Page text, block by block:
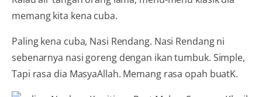
memang kita kena cuba.
Paling kena cuba, Nasi Rendang. Nasi Rendang ni
sebenarnya nasi goreng dengan ikan tumbuk. Simple,
Tapi rasa dia MasyaAllah. Memang rasa opah buatK.